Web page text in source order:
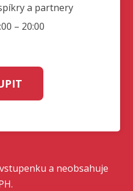
a partnery
– 20:00
a neobsahuje